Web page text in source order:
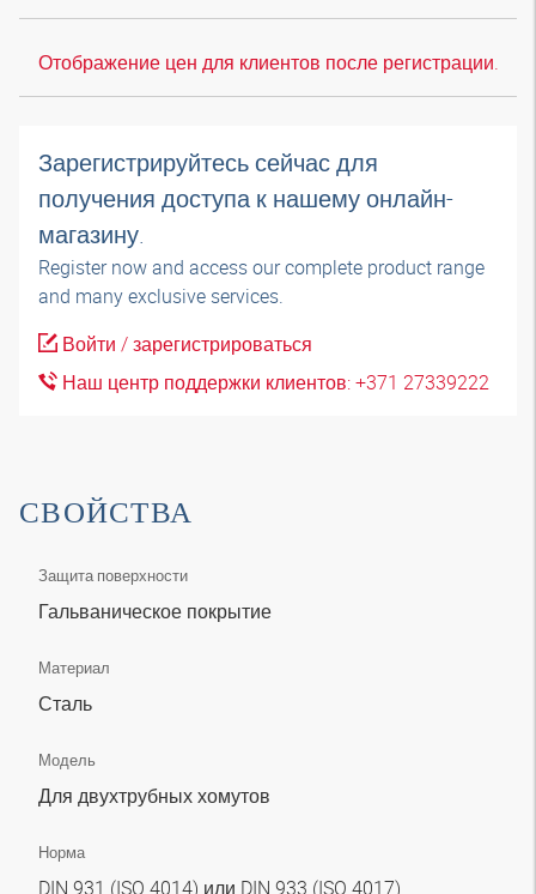
Отображение цен для клиентов после регистрации.
Зарегистрируйтесь сейчас для
получения доступа к нашему онлайн-
магазину.
Register now and access our complete product range
and many exclusive services.
Войти / зарегистрироваться
Наш центр поддержки клиентов: +371 27339222
СВОЙСТВА
Защита поверхности
Гальваническое покрытие
Материал
Сталь
Модель
Для двухтрубных хомутов
Норма
DIN 931 (ISO 4014) или DIN 933 (ISO 4017)